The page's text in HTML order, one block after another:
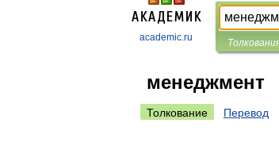
academic.ru
менеджмент
Толкование Перевод